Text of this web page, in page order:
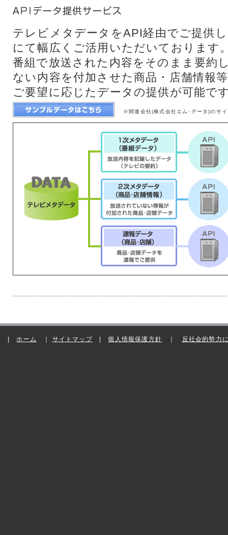
テレビメタデータをAPI経由でご提供
にて幅広くご活用いただいております
番組で放送された内容をそのまま要約
ない内容を付加させた商品・店舗情報
ご要望に応じたデータの提供が可能で
※関連会社(株式会社エム･データ)のサ
|ホーム サイトマップ|個人情報保護方針 反社会的勢力